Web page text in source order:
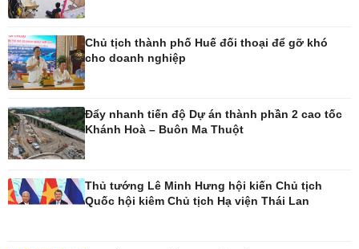
Ô tô - Xe máy
Xe máy
Tư vấn
Doanh nghiệp 24h
Doanh nhân
Chủ tịch thành phố Huế đối thoại để gỡ khó
cho doanh nghiệp
Đẩy nhanh tiến độ Dự án thành phần 2 cao tốc
Khánh Hoà – Buôn Ma Thuột
Thủ tướng Lê Minh Hưng hội kiến Chủ tịch
Quốc hội kiêm Chủ tịch Hạ viện Thái Lan